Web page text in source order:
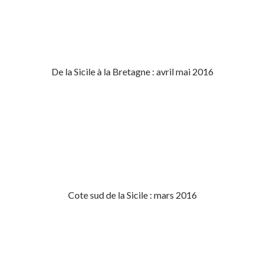
De la Sicile à la Bretagne : avril mai 2016
Cote sud de la Sicile : mars 2016